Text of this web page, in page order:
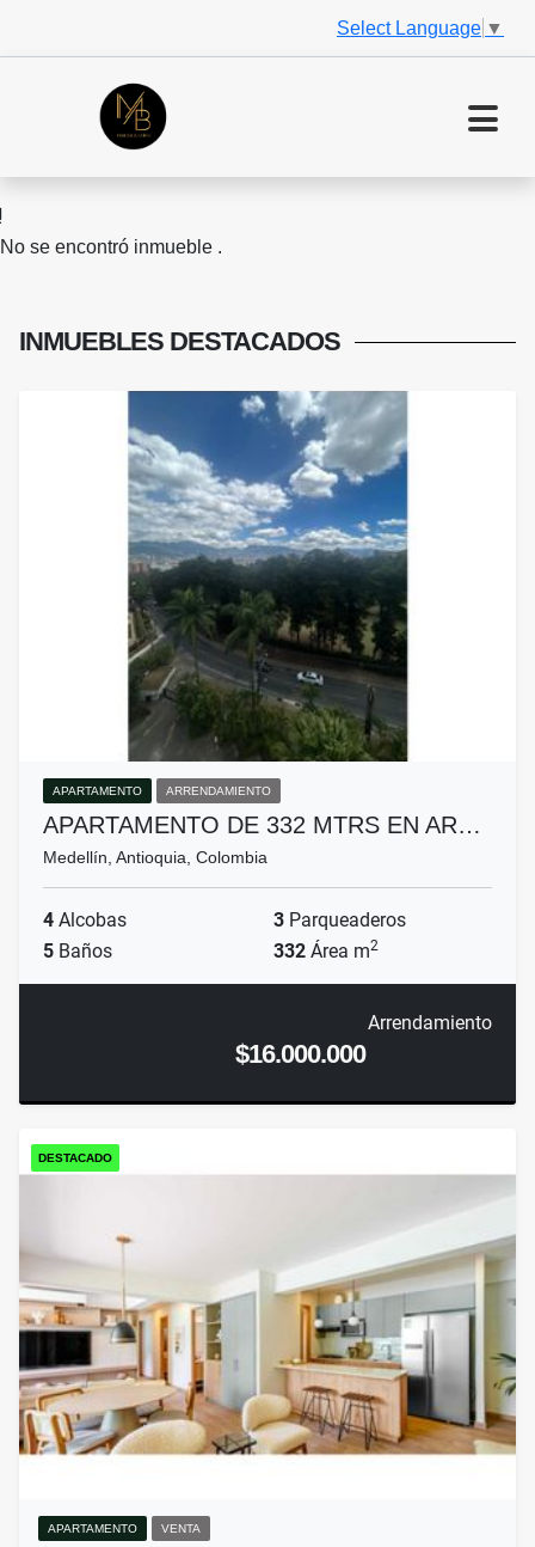
Select Language ▼
No se encontró inmueble .
INMUEBLES DESTACADOS
APARTAMENTO ARRENDAMIENTO
APARTAMENTO DE 332 MTRS EN AR…
Medellín, Antioquia, Colombia
4 Alcobas 3 Parqueaderos
5 Baños 332 Área m2
Arrendamiento
$16.000.000
DESTACADO
APARTAMENTO VENTA